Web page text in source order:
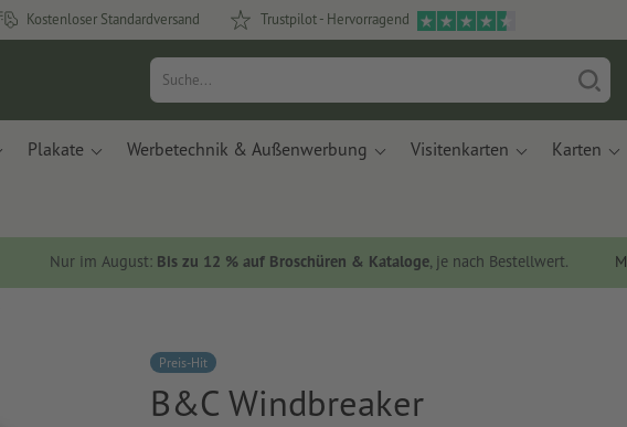
Kostenloser Standardversand Trustpilot - Hervorragend
Plakate Werbetechnik & Außenwerbung Visitenkarten Karten
Nur im August: Bis zu 12 % auf Broschüren & Kataloge, je nach Bestellwert.
Preis-Hit
B&C Windbreaker